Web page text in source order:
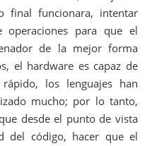
final funcionara, intentar
para que el
de la mejor forma
el hardware es capaz de
los lenguajes han
mucho; por lo tanto,
desde el punto de vista
del código, hacer que el